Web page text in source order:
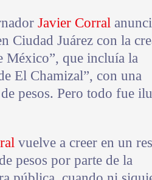
Javier Corral
Ciudad Juárez con la
México”, que incluía la
El Chamizal”, con una
pesos. Pero todo fue
vuelve a creer en un
pesos por parte de la